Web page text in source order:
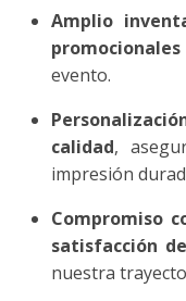
Amplio
promocionales
evento.
calidad,
impresión
Compromiso
satisfacción
nuestra